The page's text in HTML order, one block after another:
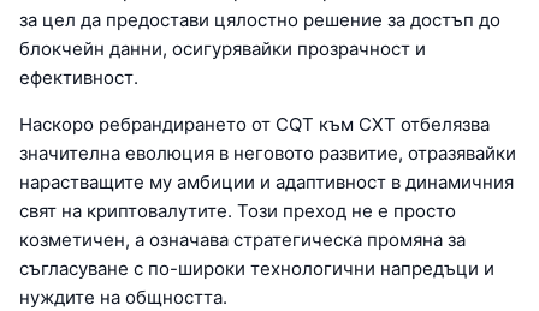
за цел да предостави цялостно решение за достъп до
блокчейн данни, осигурявайки прозрачност и
ефективност.
Наскоро ребрандирането от CQT към CXT отбелязва
значителна еволюция в неговото развитие, отразявайки
нарастващите му амбиции и адаптивност в динамичния
свят на криптовалутите. Този преход не е просто
козметичен, а означава стратегическа промяна за
съгласуване с по-широки технологични напредъци и
нуждите на общността.